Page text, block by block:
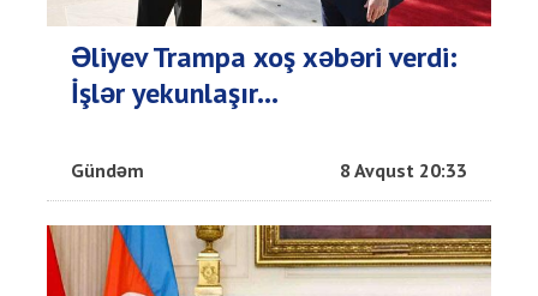
Əliyev Trampa xoş xəbəri verdi:
İşlər yekunlaşır...
Gündəm 8 Avqust 20:33